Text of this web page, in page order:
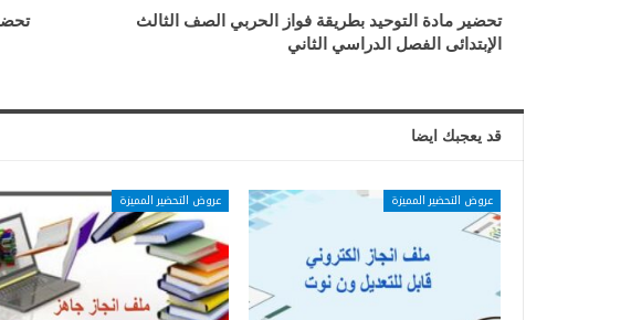
تحضير مادة التوحيد بطريقة فواز الحربي الصف الثالث
الإبتدائى الفصل الدراسي الثاني
قد يعجبك ايضا
عروض التحضير المميزة عروض التحضير المميزة